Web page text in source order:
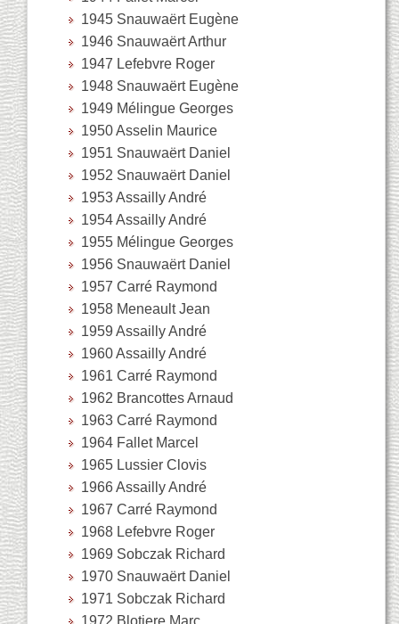
1945 Snauwaërt Eugène
1946 Snauwaërt Arthur
1947 Lefebvre Roger
1948 Snauwaërt Eugène
1949 Mélingue Georges
1950 Asselin Maurice
1951 Snauwaërt Daniel
1952 Snauwaërt Daniel
1953 Assailly André
1954 Assailly André
1955 Mélingue Georges
1956 Snauwaërt Daniel
1957 Carré Raymond
1958 Meneault Jean
1959 Assailly André
1960 Assailly André
1961 Carré Raymond
1962 Brancottes Arnaud
1963 Carré Raymond
1964 Fallet Marcel
1965 Lussier Clovis
1966 Assailly André
1967 Carré Raymond
1968 Lefebvre Roger
1969 Sobczak Richard
1970 Snauwaërt Daniel
1971 Sobczak Richard